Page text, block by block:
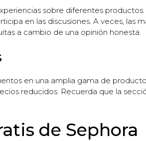
sobre diferentes
en las discusiones. A veces, las
a cambio de una opinión honesta.
en una amplia gama de
reducidos. Recuerda que la
de Sephora